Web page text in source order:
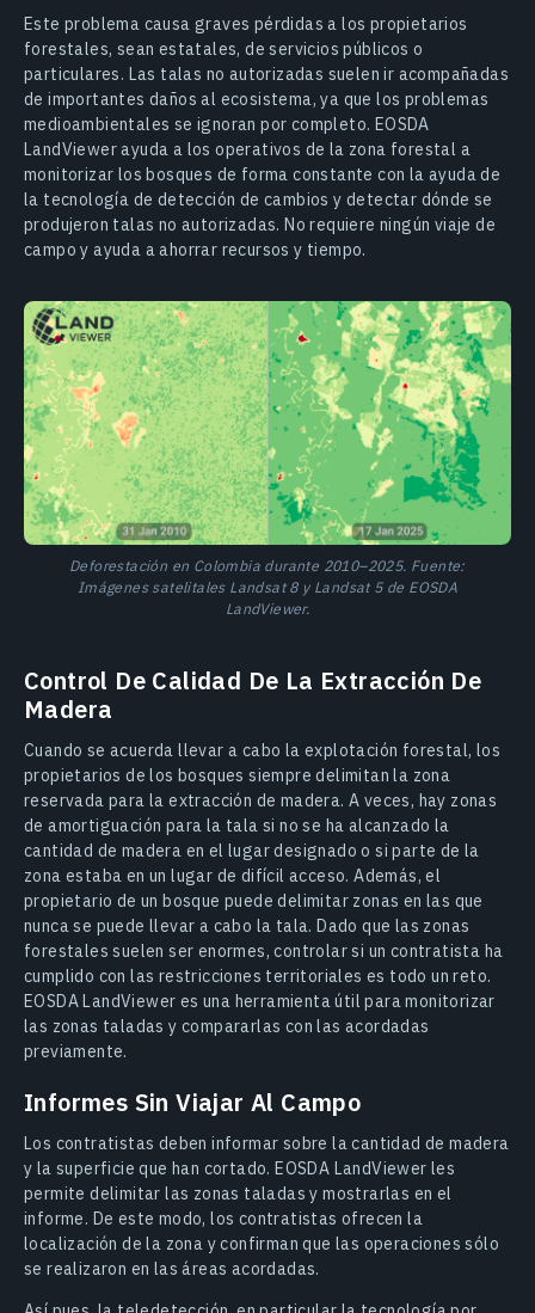
Este problema causa graves pérdidas a los propietarios
forestales, sean estatales, de servicios públicos o
particulares. Las talas no autorizadas suelen ir acompañadas
de importantes daños al ecosistema, ya que los problemas
medioambientales se ignoran por completo. EOSDA
LandViewer ayuda a los operativos de la zona forestal a
monitorizar los bosques de forma constante con la ayuda de
la tecnología de detección de cambios y detectar dónde se
produjeron talas no autorizadas. No requiere ningún viaje de
campo y ayuda a ahorrar recursos y tiempo.
Deforestación en Colombia durante 2010–2025. Fuente:
Imágenes satelitales Landsat 8 y Landsat 5 de EOSDA
LandViewer.
Control De Calidad De La Extracción De
Madera
Cuando se acuerda llevar a cabo la explotación forestal, los
propietarios de los bosques siempre delimitan la zona
reservada para la extracción de madera. A veces, hay zonas
de amortiguación para la tala si no se ha alcanzado la
cantidad de madera en el lugar designado o si parte de la
zona estaba en un lugar de difícil acceso. Además, el
propietario de un bosque puede delimitar zonas en las que
nunca se puede llevar a cabo la tala. Dado que las zonas
forestales suelen ser enormes, controlar si un contratista ha
cumplido con las restricciones territoriales es todo un reto.
EOSDA LandViewer es una herramienta útil para monitorizar
las zonas taladas y compararlas con las acordadas
previamente.
Informes Sin Viajar Al Campo
Los contratistas deben informar sobre la cantidad de madera
y la superficie que han cortado. EOSDA LandViewer les
permite delimitar las zonas taladas y mostrarlas en el
informe. De este modo, los contratistas ofrecen la
localización de la zona y confirman que las operaciones sólo
se realizaron en las áreas acordadas.